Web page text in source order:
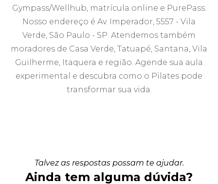
Gympass/Wellhub, matrícula online e PurePass.
Nosso endereço é Av. Imperador, 5557 - Vila
Verde, São Paulo - SP. Atendemos também
moradores de Casa Verde, Tatuapé, Santana, Vila
Guilherme, Itaquera e região. Agende sua aula
experimental e descubra como o Pilates pode
transformar sua vida.
Talvez as respostas possam te ajudar.
Ainda tem alguma dúvida?